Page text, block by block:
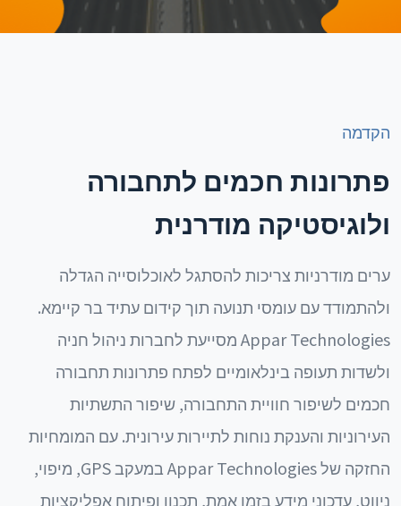
הקדמה
פתרונות חכמים לתחבורה
ולוגיסטיקה מודרנית
ערים מודרניות צריכות להסתגל לאוכלוסייה הגדלה
ולהתמודד עם עומסי תנועה תוך קידום עתיד בר קיימא.
Appar Technologies מסייעת לחברות ניהול חניה
ולשדות תעופה בינלאומיים לפתח פתרונות תחבורה
חכמים לשיפור חוויית התחבורה, שיפור התשתיות
העירוניות והענקת נוחות לתיירות עירונית. עם המומחיות
החזקה של Appar Technologies במעקב GPS, מיפוי,
ניווט, עדכוני מידע בזמן אמת, תכנון ופיתוח אפליקציות